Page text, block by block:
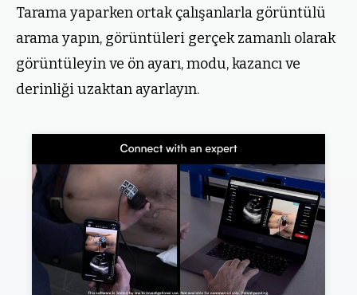
Tarama yaparken ortak çalışanlarla görüntülü
arama yapın, görüntüleri gerçek zamanlı olarak
görüntüleyin ve ön ayarı, modu, kazancı ve
derinliği uzaktan ayarlayın.